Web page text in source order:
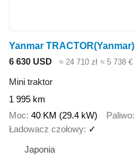
Yanmar TRACTOR(Yanmar)
6 630 USD
≈ 24 710 zł ≈ 5 738 €
Mini traktor
1 995 km
Moc 40 KM (29.4 kW) Paliwo
Ładowacz czołowy ✓
Japonia